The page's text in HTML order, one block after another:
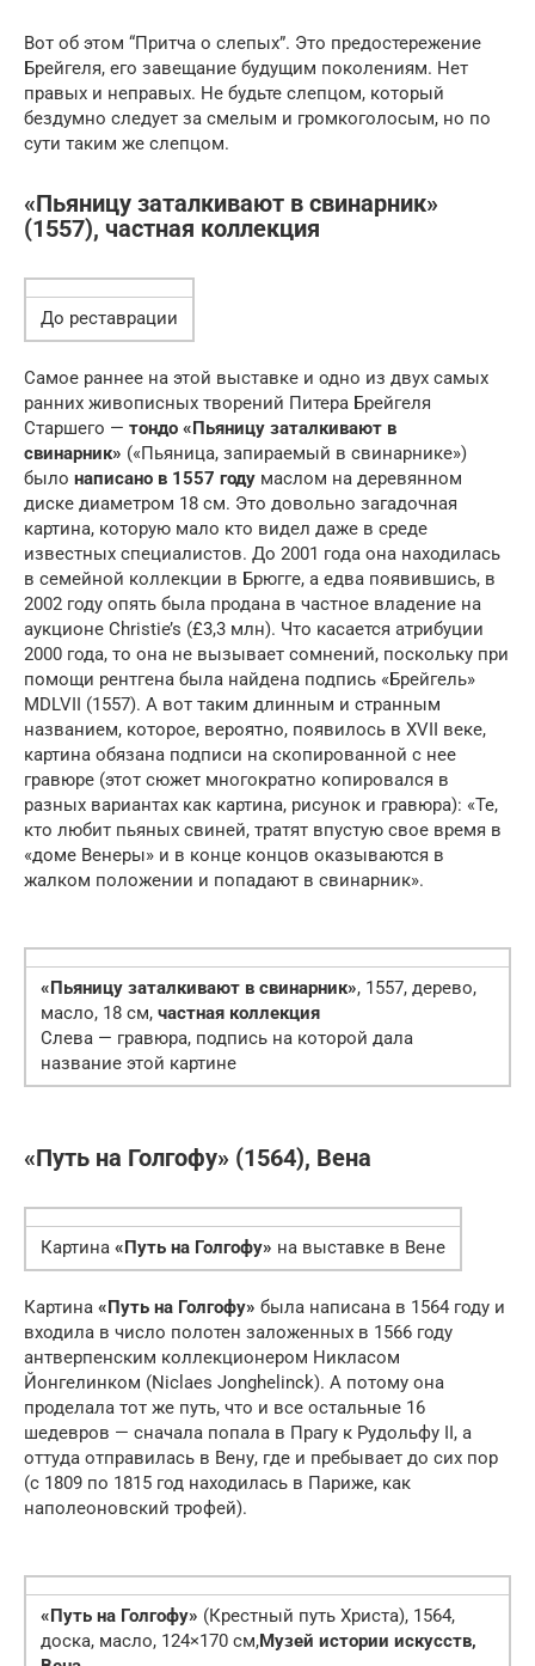
Вот об этом “Притча о слепых”. Это предостережение
Брейгеля, его завещание будущим поколениям. Нет
правых и неправых. Не будьте слепцом, который
бездумно следует за смелым и громкоголосым, но по
сути таким же слепцом.
«Пьяницу заталкивают в свинарник»
(1557), частная коллекция
До реставрации
Самое раннее на этой выставке и одно из двух самых
ранних живописных творений Питера Брейгеля
Старшего — тондо «Пьяницу заталкивают в
свинарник» («Пьяница, запираемый в свинарнике»)
было написано в 1557 году маслом на деревянном
диске диаметром 18 см. Это довольно загадочная
картина, которую мало кто видел даже в среде
известных специалистов. До 2001 года она находилась
в семейной коллекции в Брюгге, а едва появившись, в
2002 году опять была продана в частное владение на
аукционе Christie’s (£3,3 млн). Что касается атрибуции
2000 года, то она не вызывает сомнений, поскольку при
помощи рентгена была найдена подпись «Брейгель»
MDLVII (1557). А вот таким длинным и странным
названием, которое, вероятно, появилось в XVII веке,
картина обязана подписи на скопированной с нее
гравюре (этот сюжет многократно копировался в
разных вариантах как картина, рисунок и гравюра): «Те,
кто любит пьяных свиней, тратят впустую свое время в
«доме Венеры» и в конце концов оказываются в
жалком положении и попадают в свинарник».
«Пьяницу заталкивают в свинарник», 1557, дерево,
масло, 18 см, частная коллекция
Слева — гравюра, подпись на которой дала
название этой картине
«Путь на Голгофу» (1564), Вена
Картина «Путь на Голгофу» на выставке в Вене
Картина «Путь на Голгофу» была написана в 1564 году и
входила в число полотен заложенных в 1566 году
антверпенским коллекционером Никласом
Йонгелинком (Niclaes Jonghelinck). А потому она
проделала тот же путь, что и все остальные 16
шедевров — сначала попала в Прагу к Рудольфу II, а
оттуда отправилась в Вену, где и пребывает до сих пор
(с 1809 по 1815 год находилась в Париже, как
наполеоновский трофей).
«Путь на Голгофу» (Крестный путь Христа), 1564,
доска, масло, 124×170 см,Музей истории искусств,